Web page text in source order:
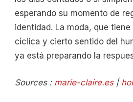
esperando su momento de
identidad. La moda, que
cíclica y cierto sentido del
ya está preparando la
Sources : marie-claire.es|